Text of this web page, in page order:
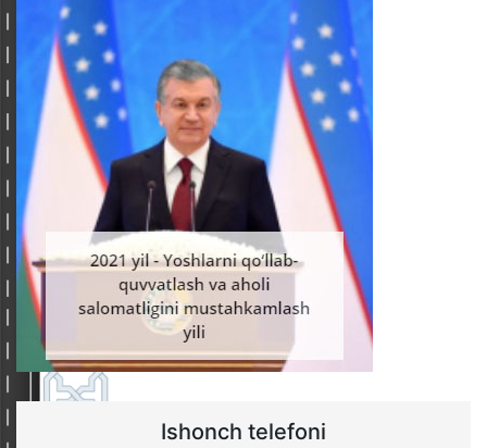
Ishonch telefoni